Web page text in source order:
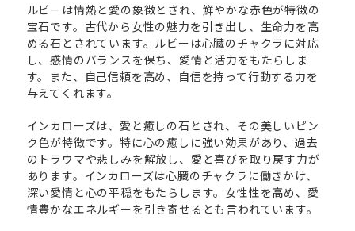
ルビーは情熱と愛の象徴とされ、鮮やかな赤色が特徴の
宝石です。古代から女性の魅力を引き出し、生命力を高
める石とされています。ルビーは心臓のチャクラに対応
し、感情のバランスを保ち、愛情と活力をもたらしま
す。また、自己信頼を高め、自信を持って行動する力を
与えてくれます。
インカローズは、愛と癒しの石とされ、その美しいピン
ク色が特徴です。特に心の癒しに強い効果があり、過去
のトラウマや悲しみを解放し、愛と喜びを取り戻す力が
あります。インカローズは心臓のチャクラに働きかけ、
深い愛情と心の平穏をもたらします。女性性を高め、愛
情豊かなエネルギーを引き寄せるとも言われています。